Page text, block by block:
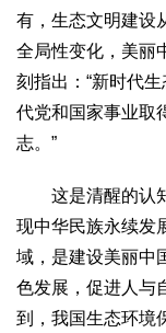
有，生态文明建设
全局性变化，美丽
刻指出：“新时代
代党和国家事业取
志。”
这是清醒的认知
现中华民族永续发
域，是建设美丽中
色发展，促进人与
到，我国生态环境